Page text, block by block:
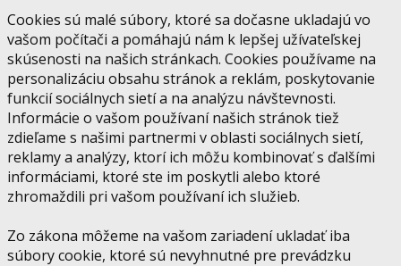
Cookies sú malé súbory, ktoré sa dočasne ukladajú vo
vašom počítači a pomáhajú nám k lepšej užívateľskej
skúsenosti na našich stránkach. Cookies používame na
personalizáciu obsahu stránok a reklám, poskytovanie
funkcií sociálnych sietí a na analýzu návštevnosti.
Informácie o vašom používaní našich stránok tiež
zdieľame s našimi partnermi v oblasti sociálnych sietí,
reklamy a analýzy, ktorí ich môžu kombinovať s ďalšími
informáciami, ktoré ste im poskytli alebo ktoré
zhromaždili pri vašom používaní ich služieb.
Zo zákona môžeme na vašom zariadení ukladať iba
súbory cookie, ktoré sú nevyhnutné pre prevádzku